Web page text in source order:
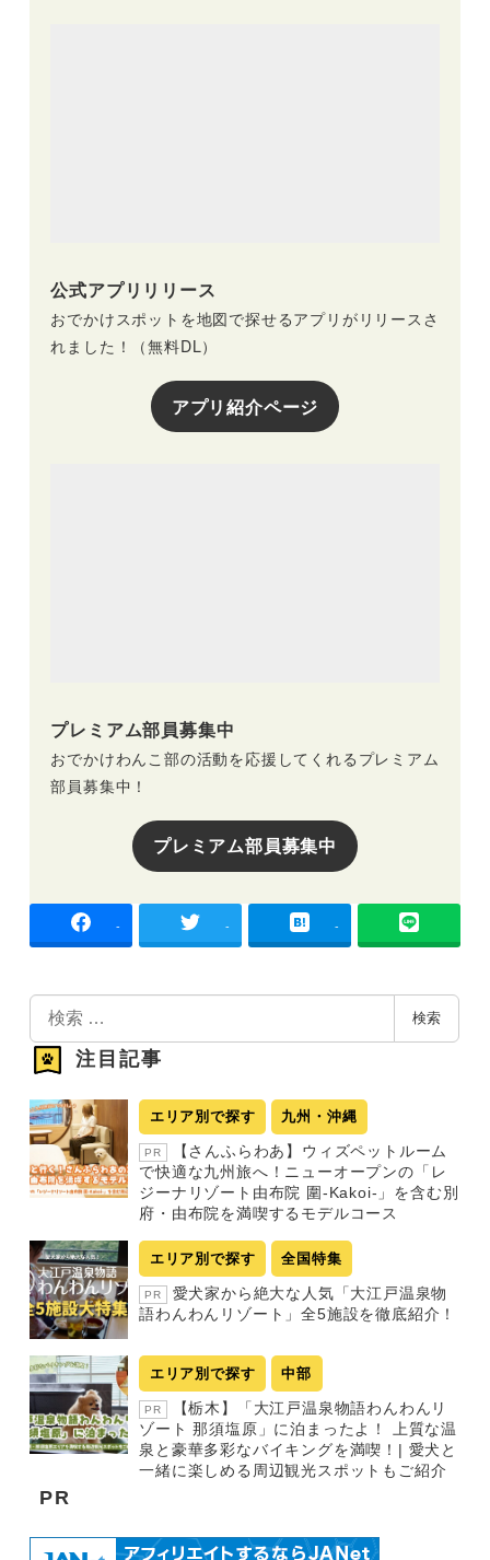
公式アプリリリース
おでかけスポットを地図で探せるアプリがリリースさ
れました！（無料DL）
アプリ紹介ページ
プレミアム部員募集中
おでかけわんこ部の活動を応援してくれるプレミアム
部員募集中！
プレミアム部員募集中
- - -
検
索
検索
注目記事
エリア別で探す 九州・沖縄
PR
【さんふらわあ】ウィズペットルーム
で快適な九州旅へ！ニューオープンの「レ
ジーナリゾート由布院 圍-Kakoi-」を含む別
府・由布院を満喫するモデルコース
エリア別で探す 全国特集
PR
愛犬家から絶大な人気「大江戸温泉物
語わんわんリゾート」全5施設を徹底紹介！
エリア別で探す 中部
PR
【栃木】「大江戸温泉物語わんわんリ
ゾート 那須塩原」に泊まったよ！ 上質な温
泉と豪華多彩なバイキングを満喫！| 愛犬と
一緒に楽しめる周辺観光スポットもご紹介
PR